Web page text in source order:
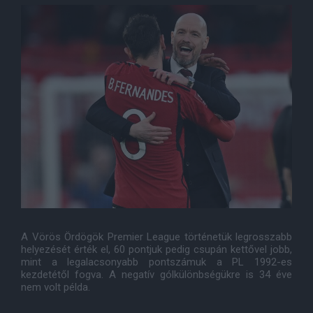
A Vörös Ördögök Premier League történetük legrosszabb
helyezését érték el, 60 pontjuk pedig csupán kettővel jobb,
mint a legalacsonyabb pontszámuk a PL 1992-es
kezdetétől fogva. A negatív gólkülönbségükre is 34 éve
nem volt példa.